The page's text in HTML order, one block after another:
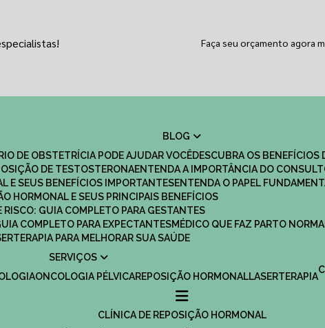
Faça seu orçamento agora
BLOG
DE OBSTETRÍCIA PODE AJUDAR VOCÊ
DESCUBRA OS
DE TESTOSTERONA
ENTENDA A IMPORTÂNCIA DO
E SEUS BENEFÍCIOS IMPORTANTES
ENTENDA O PAPEL
HORMONAL E SEUS PRINCIPAIS BENEFÍCIOS
RISCO: GUIA COMPLETO PARA GESTANTES
COMPLETO PARA EXPECTANTES
MÉDICO QUE FAZ PARTO
PARA MELHORAR SUA SAÚDE
SERVIÇOS
ONCOLOGIA PÉLVICA REPOSIÇÃO HORMONAL LASERTERAPIA
CLÍNICA DE REPOSIÇÃO HORMONAL